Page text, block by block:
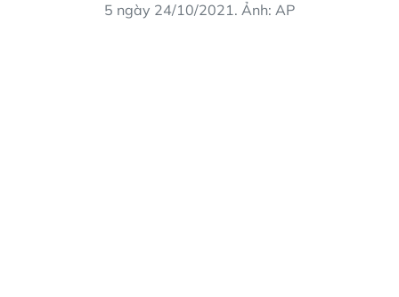
5 ngày 24/10/2021. Ảnh: AP